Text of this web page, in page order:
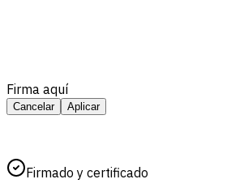
Firma aquí
Cancelar Aplicar
Firmado y certificado